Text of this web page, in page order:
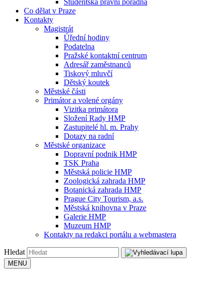
Studentská právní poradna
Co dělat v Praze
Kontakty
Magistrát
Úřední hodiny
Podatelna
Pražské kontaktní centrum
Adresář zaměstnanců
Tiskový mluvčí
Dětský koutek
Městské části
Primátor a volené orgány
Vizitka primátora
Složení Rady HMP
Zastupitelé hl. m. Prahy
Dotazy na radní
Městské organizace
Dopravní podnik HMP
TSK Praha
Městská policie HMP
Zoologická zahrada HMP
Botanická zahrada HMP
Prague City Tourism, a.s.
Městská knihovna v Praze
Galerie HMP
Muzeum HMP
Kontakty na redakci portálu a webmastera
Hledat
MENU